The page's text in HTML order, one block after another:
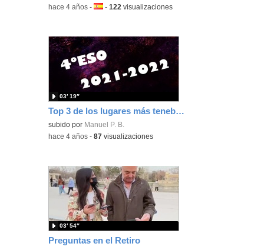
-hace 4 años -Idioma:
-122 visualizaciones
Top 3 de los lugares más tenebrosos del instituto
subido por Manuel P. B.
03′ 19″
-hace 4 años -87 visualizaciones
Preguntas en el Retiro
03′ 54″